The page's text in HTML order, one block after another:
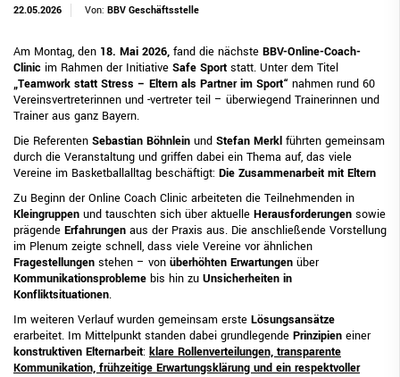
22.05.2026 Von: BBV Geschäftsstelle
Am Montag, den 18. Mai 2026, fand die nächste BBV-Online-Coach-
Clinic im Rahmen der Initiative Safe Sport statt. Unter dem Titel
„Teamwork statt Stress – Eltern als Partner im Sport“ nahmen rund 60
Vereinsvertreterinnen und -vertreter teil – überwiegend Trainerinnen und
Trainer aus ganz Bayern.
Die Referenten Sebastian Böhnlein und Stefan Merkl führten gemeinsam
durch die Veranstaltung und griffen dabei ein Thema auf, das viele
Vereine im Basketballalltag beschäftigt: Die Zusammenarbeit mit Eltern
Zu Beginn der Online Coach Clinic arbeiteten die Teilnehmenden in
Kleingruppen und tauschten sich über aktuelle Herausforderungen sowie
prägende Erfahrungen aus der Praxis aus. Die anschließende Vorstellung
im Plenum zeigte schnell, dass viele Vereine vor ähnlichen
Fragestellungen stehen – von überhöhten Erwartungen über
Kommunikationsprobleme bis hin zu Unsicherheiten in
Konfliktsituationen.
Im weiteren Verlauf wurden gemeinsam erste Lösungsansätze
erarbeitet. Im Mittelpunkt standen dabei grundlegende Prinzipien einer
konstruktiven Elternarbeit: klare Rollenverteilungen, transparente
Kommunikation, frühzeitige Erwartungsklärung und ein respektvoller